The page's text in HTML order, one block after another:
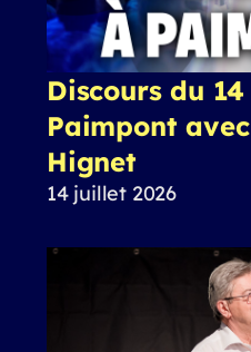
Discours du
Paimpont
Hignet
14 juillet 2026